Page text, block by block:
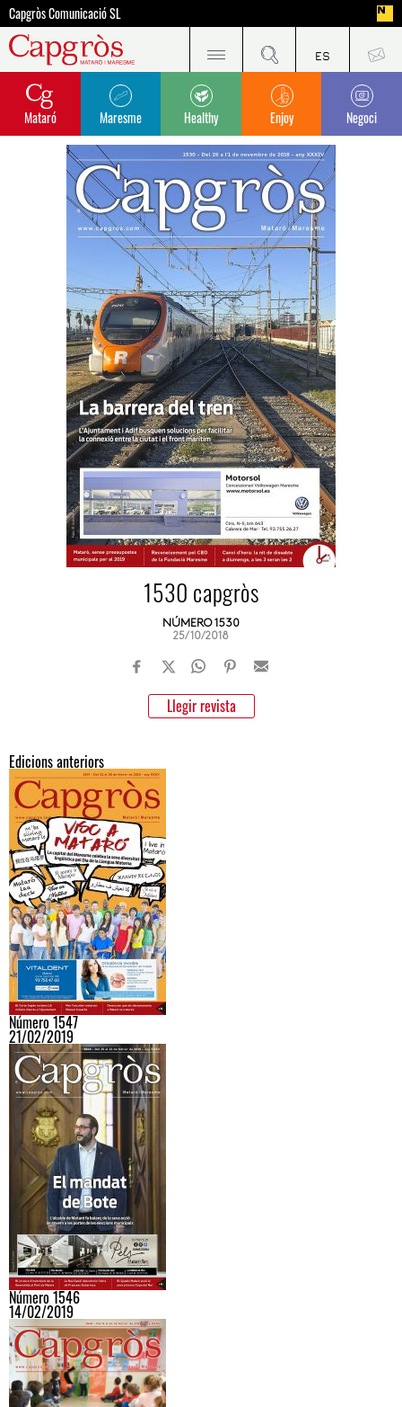
Capgròs Comunicació SL
Mataró Maresme Healthy Enjoy Negoci
1530 capgròs
NÚMERO 1530
25/10/2018
Llegir revista
Edicions anteriors
Número 1547
21/02/2019
Número 1546
14/02/2019